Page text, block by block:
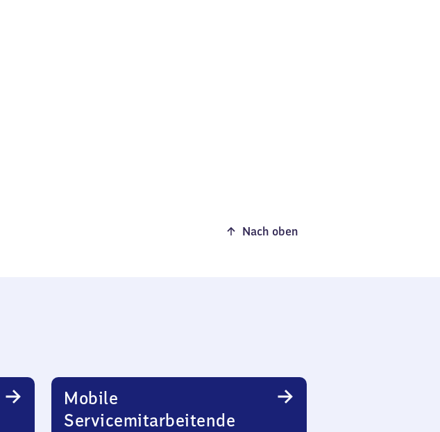
Nach oben
Mobile
Servicemitarbeitende